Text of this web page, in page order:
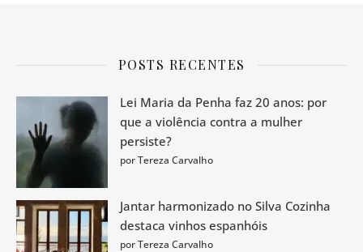
POSTS RECENTES
Lei Maria da Penha faz 20 anos: por
que a violência contra a mulher
persiste?
por Tereza Carvalho
Jantar harmonizado no Silva Cozinha
destaca vinhos espanhóis
por Tereza Carvalho